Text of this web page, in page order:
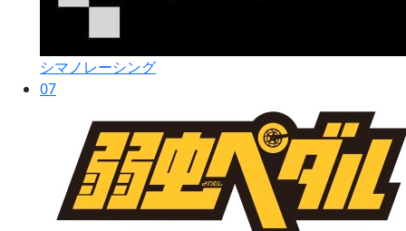
シマノレーシング
07